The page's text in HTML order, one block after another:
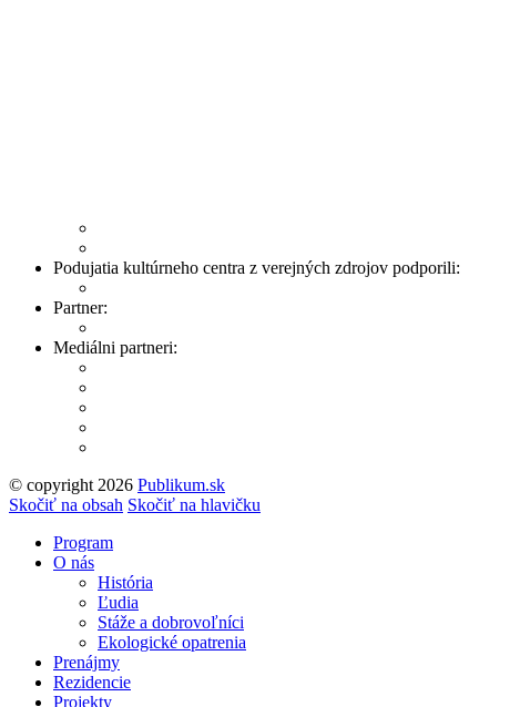
Podujatia kultúrneho centra z verejných zdrojov podporili:
Partner:
Mediálni partneri:
© copyright 2026 Publikum.sk
Tvorba stránok: Enjoy
Skočiť na obsah Skočiť na hlavičku
Program
O nás
História
Ľudia
Stáže a dobrovoľníci
Ekologické opatrenia
Prenájmy
Rezidencie
Projekty